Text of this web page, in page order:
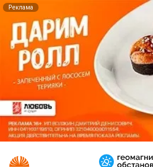
Реклама